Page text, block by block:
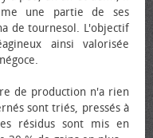
une partie de ses
de tournesol. L'objectif
ainsi valorisée
de production n'a rien
sont triés, pressés à
résidus sont mis en